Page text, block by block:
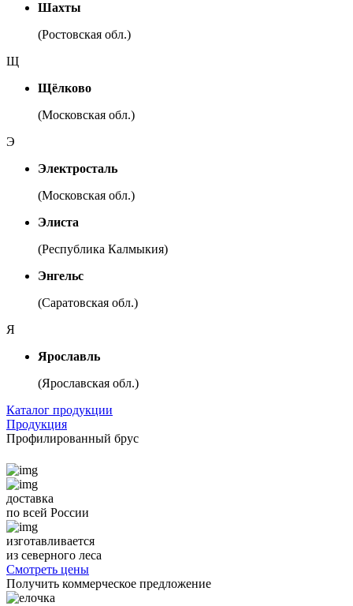
Шахты
(Ростовская обл.)
Щ
Щёлково
(Московская обл.)
Э
Электросталь
(Московская обл.)
Элиста
(Республика Калмыкия)
Энгельс
(Саратовская обл.)
Я
Ярославль
(Ярославская обл.)
Каталог продукции
Продукция
Профилированный брус
доставка
по всей России
изготавливается
из северного леса
Смотреть цены
Получить коммерческое предложение